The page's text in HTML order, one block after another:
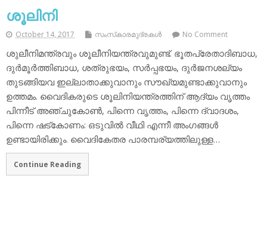
ശൂലിനി
October 14, 2017 സംസ്‌കാരമുദ്രകള്‍ No Comment
ശുലീനിമന്ത്രവും ശൂലീനിയന്ത്രവുമുണ്ട്. ഭൂതപ്രേതാദിബാധ,
ദുര്‍മൂര്‍ത്തിബാധ, ശത്രുഭയം, സര്‍പ്പഭയം, ദുര്‍ജനശല്യം
തുടങ്ങിയവ ഇല്ലാതാക്കുവാനും സൗഖ്യമുണ്ടാക്കുവാനും
ഉത്തമം. വൈദികരുടെ ശൂലിനിയന്ത്രത്തിന് ആദ്യം വൃത്തം
പിന്നീട് അഞ്ചുകോണ്‍, പിന്നെ വൃത്തം, പിന്നെ ദ്വാദശം,
പിന്നെ ഷട്‌കോണം: ഒടുവില്‍ വീഥി എന്നീ അംഗങ്ങള്‍
ഉണ്ടായിരിക്കും. വൈദികേതര പാരമ്പര്യത്തിലുള്ള…
Continue Reading